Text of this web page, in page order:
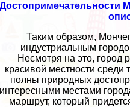
Достопримечательности
Таким образом,
индустриальным
Несмотря на это, город
красивой местности среди
полны природных
интересными местами
маршрут, который